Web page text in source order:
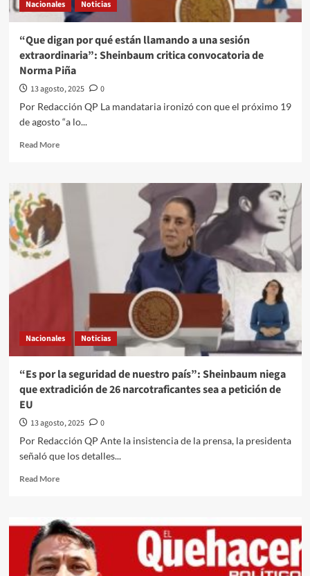
México
en
a
investigaciones”,
afirma
Nacionales Noticias
“Que digan por qué están llamando a una sesión
extraordinaria”: Sheinbaum critica convocatoria de
Norma Piña
13 agosto, 2025
0
Por Redacción QP La mandataria ironizó con que el próximo 19
de agosto “a lo...
Read MoreRead
“Que
por
qué
están
llamando
a
una
sesión
Sheinbaum
convocatoria
Piña
Nacionales Noticias
“Es por la seguridad de nuestro país”: Sheinbaum niega
que extradición de 26 narcotraficantes sea a petición de
EU
13 agosto, 2025
0
Por Redacción QP Ante la insistencia de la prensa, la presidenta
señaló que los detalles...
Read MoreRead
por
la
seguridad
de